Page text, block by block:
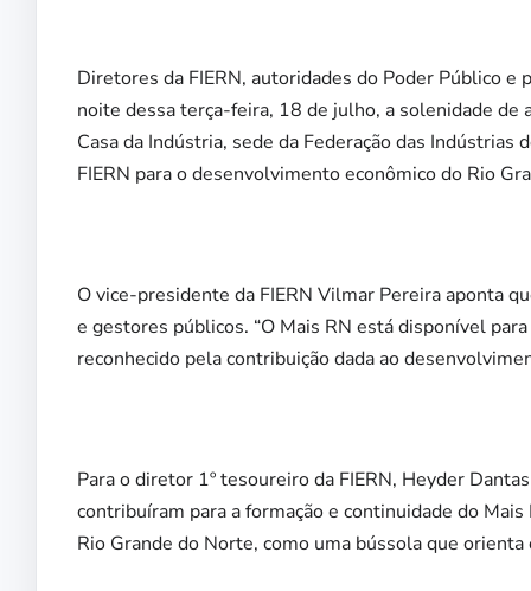
Diretores da FIERN, autoridades do Poder Público
noite dessa terça-feira, 18 de julho, a solenidade de
Casa da Indústria, sede da Federação das
FIERN para o desenvolvimento econômico do Rio
O vice-presidente da FIERN Vilmar Pereira aponta
e gestores públicos. “O Mais RN está disponível
reconhecido pela contribuição dada ao
Para o diretor 1º tesoureiro da FIERN, Heyder
contribuíram para a formação e continuidade do
Rio Grande do Norte, como uma bússola que